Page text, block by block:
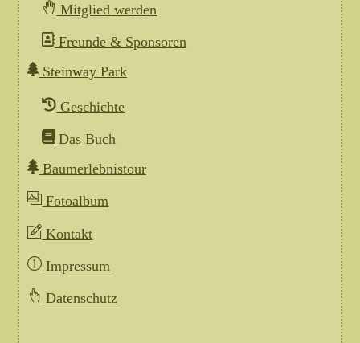
Mitglied werden
Freunde & Sponsoren
Steinway Park
Geschichte
Das Buch
Baumerlebnistour
Fotoalbum
Kontakt
Impressum
Datenschutz